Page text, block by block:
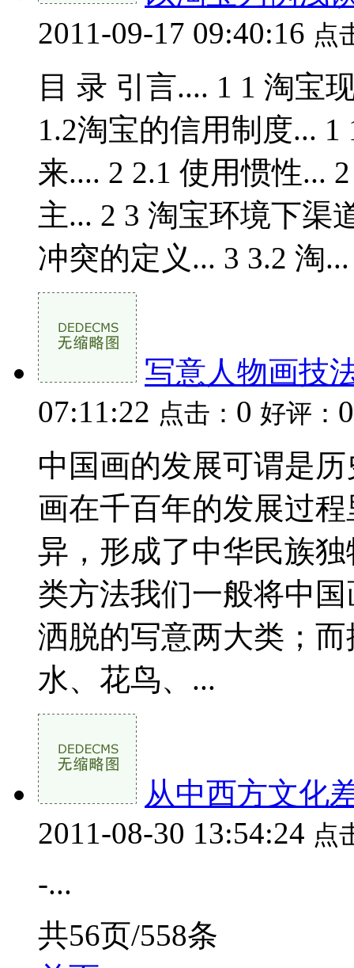
2011-09-17 09:40:16 点
目 录 引言.... 1 1 淘宝
1.2淘宝的信用制度...
来.... 2 2.1 使用惯性...
主... 2 3 淘宝环境下渠
冲突的定义... 3 3.2 淘...
写意人物画技
07:11:22 点击： 0 好评： 0
中国画的发展可谓是
画在千百年的发展过
异，形成了中华民族
类方法我们一般将中
洒脱的写意两大类；
水、花鸟、...
从中西方文化
2011-08-30 13:54:24 点
-...
共56页/558条